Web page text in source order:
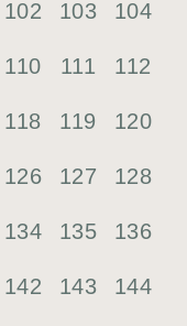
102 103 104
110 111 112
118 119 120
126 127 128
134 135 136
142 143 144